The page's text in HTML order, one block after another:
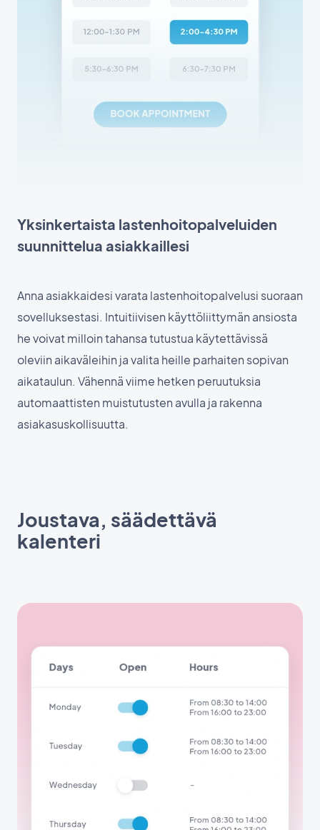
Yksinkertaista lastenhoitopalveluiden
suunnittelua asiakkaillesi
Anna asiakkaidesi varata lastenhoitopalvelusi suoraan
sovelluksestasi. Intuitiivisen käyttöliittymän ansiosta
he voivat milloin tahansa tutustua käytettävissä
oleviin aikaväleihin ja valita heille parhaiten sopivan
aikataulun. Vähennä viime hetken peruutuksia
automaattisten muistutusten avulla ja rakenna
asiakasuskollisuutta.
Joustava, säädettävä
kalenteri